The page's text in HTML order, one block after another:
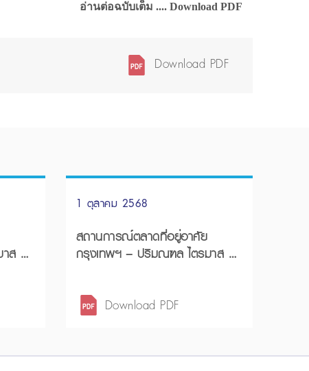
อ่านต่อฉบับเต็ม .... Download PDF
Download PDF
1 ตุลาคม 2568
สถานการณ์ตลาดที่อยู่อาศัย
กรุงเทพฯ – ปริมณฑล ไตรมาส 2
Download PDF